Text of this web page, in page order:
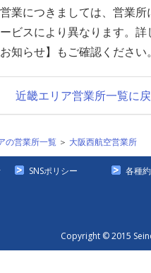
業につきましては、営業所
ビスにより異なります。詳
知らせ】もご確認ください。
近畿エリア営業所一覧に
の営業所一覧 ＞ 大阪西航空営業所
SNSポリシー 各種
Copyright © 2015